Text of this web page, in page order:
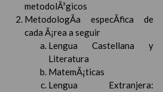
metodolÃ³gicos
MetodologÃ­a especÃ­fica de
cada Ã¡rea a seguir
Lengua Castellana y
Literatura
MatemÃ¡ticas
Lengua Extranjera: